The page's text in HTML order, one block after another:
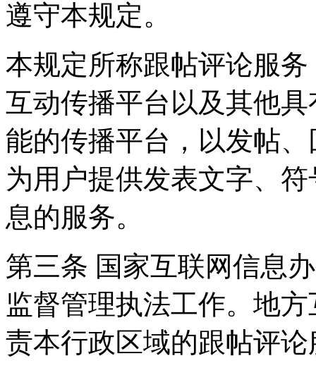
遵守本规定。
本规定所称跟帖评论服
互动传播平台以及其他
能的传播平台，以发帖
为用户提供发表文字、
息的服务。
第三条 国家互联网信息
监督管理执法工作。地
责本行政区域的跟帖评